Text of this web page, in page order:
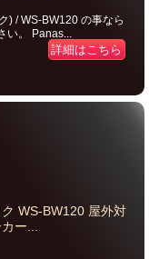
) / WS-BW120 の事なら
い。 Panas...
詳細はこちら
ク WS-BW120 屋外対
ー...